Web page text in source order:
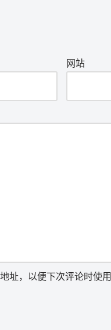
网站
址，以便下次评论时使用